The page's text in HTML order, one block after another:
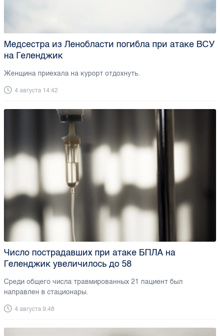
Медсестра из Ленобласти погибла при атаке ВСУ
на Геленджик
Женщина приехала на курорт отдохнуть.
4 августа 14:42
Число пострадавших при атаке БПЛА на
Геленджик увеличилось до 58
Среди общего числа травмированных 21 пациент был
направлен в стационары.
4 августа 9:48